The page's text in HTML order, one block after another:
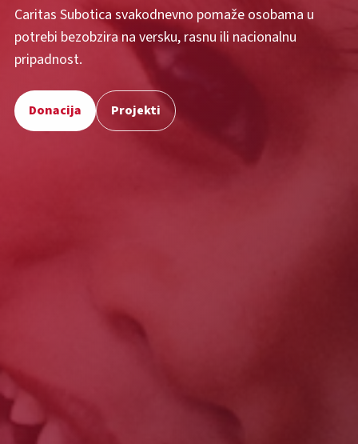
Caritas Subotica svakodnevno pomaže osobama u
potrebi bezobzira na versku, rasnu ili nacionalnu
pripadnost.
Donacija Projekti